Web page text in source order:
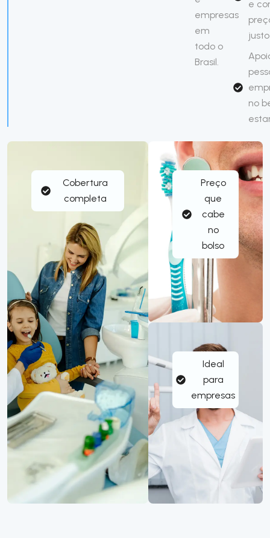
Cobertura
completa
Preço
que
cabe
no
bolso
Ideal
para
empresas
empresas
em
todo o
Brasil.
e
justo
no